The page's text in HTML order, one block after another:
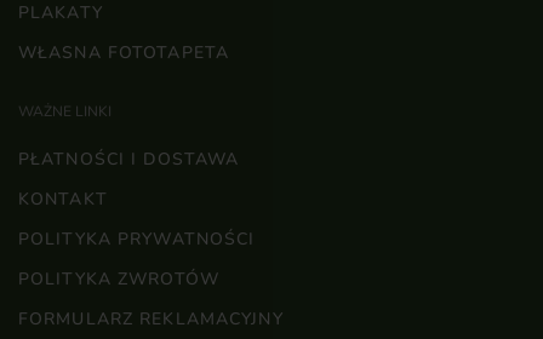
PLAKATY
WŁASNA FOTOTAPETA
WAŻNE LINKI
PŁATNOŚCI I DOSTAWA
KONTAKT
POLITYKA PRYWATNOŚCI
POLITYKA ZWROTÓW
FORMULARZ REKLAMACYJNY